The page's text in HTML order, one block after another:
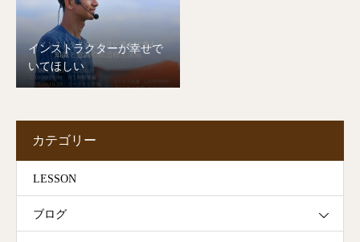
インストラクターが幸せで
いてほしい
カテゴリー
LESSON
ブログ